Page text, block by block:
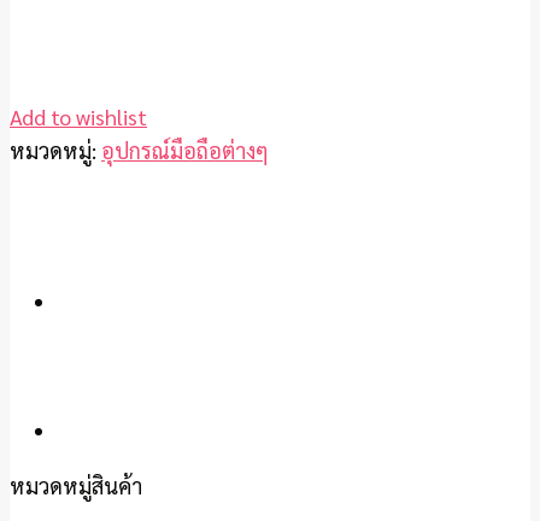
Add to wishlist
หมวดหมู่: อุปกรณ์มือถือต่างๆ
หมวดหมู่สินค้า